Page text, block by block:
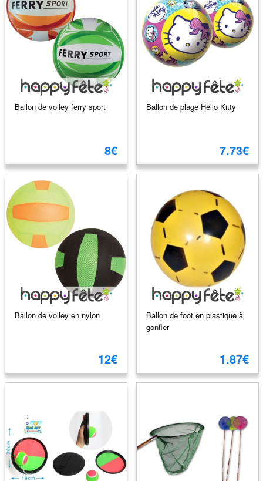
Ballon de volley ferry sport
8€
Ballon de plage Hello Kitty
7.73€
Ballon de volley en nylon
12€
Ballon de foot en plastique à
gonfler
1.87€